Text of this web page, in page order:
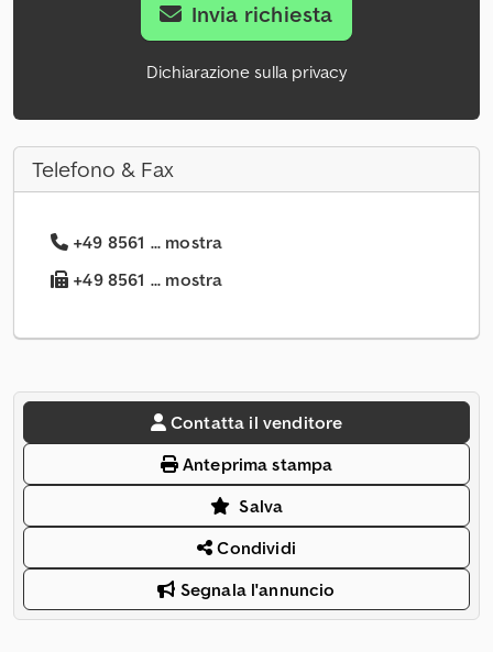
Invia richiesta
Dichiarazione sulla privacy
Telefono & Fax
+49 8561 ... mostra
+49 8561 ... mostra
Contatta il venditore
Anteprima stampa
Salva
Condividi
Segnala l'annuncio